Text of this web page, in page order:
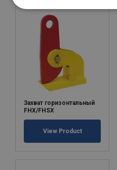
Захват горизонтальный
FHX/FHSX
View Product